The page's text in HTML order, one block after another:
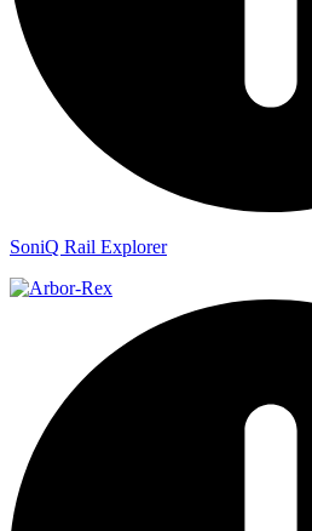
SoniQ Rail Explorer